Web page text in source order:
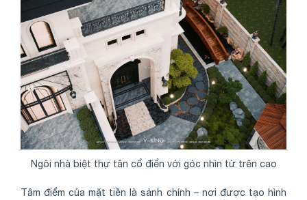
Ngôi nhà biệt thự tân cổ điển với góc nhìn từ trên cao
Tâm điểm của mặt tiền là sảnh chính – nơi được tạo hình